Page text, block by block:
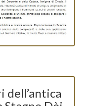
dell’antica